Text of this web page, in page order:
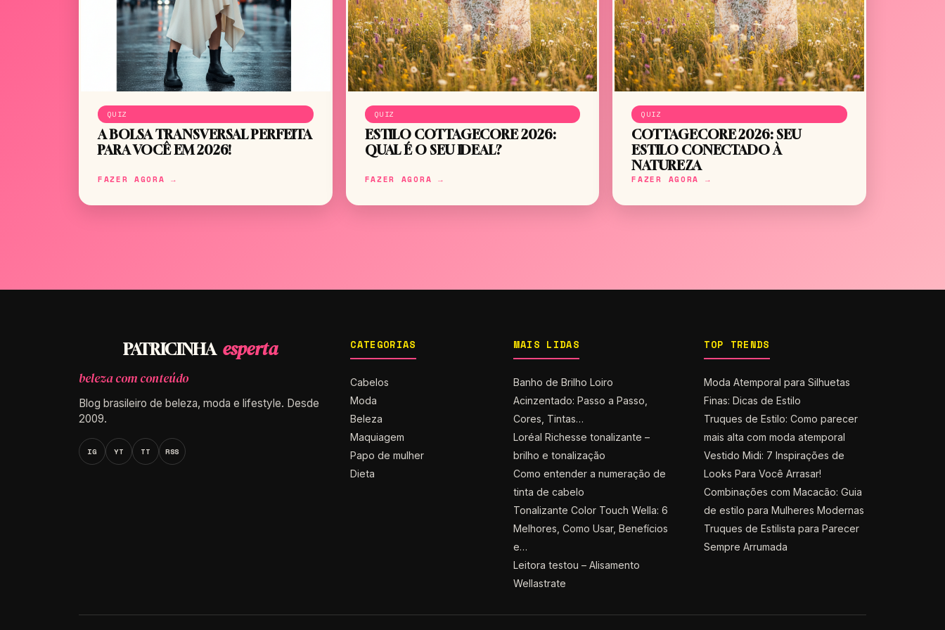
QUIZ
A BOLSA TRANSVERSAL PERFEITA
PARA VOCÊ EM 2026!
FAZER AGORA →
QUIZ
ESTILO COTTAGECORE 2026:
QUAL É O SEU IDEAL?
FAZER AGORA →
QUIZ
COTTAGECORE 2026: SEU
ESTILO CONECTADO À
NATUREZA
FAZER AGORA →
PATRICINHA esperta
beleza com conteúdo
Blog brasileiro de beleza, moda e lifestyle. Desde
2009.
IG YT TT RSS
CATEGORIAS
Cabelos
Moda
Beleza
Maquiagem
Papo de mulher
Dieta
MAIS LIDAS
Banho de Brilho Loiro
Acinzentado: Passo a Passo,
Cores, Tintas…
Loréal Richesse tonalizante –
brilho e tonalização
Como entender a numeração de
tinta de cabelo
Tonalizante Color Touch Wella: 6
Melhores, Como Usar, Benefícios
e…
Leitora testou – Alisamento
Wellastrate
TOP TRENDS
Moda Atemporal para Silhuetas
Finas: Dicas de Estilo
Truques de Estilo: Como parecer
mais alta com moda atemporal
Vestido Midi: 7 Inspirações de
Looks Para Você Arrasar!
Combinações com Macacão: Guia
de estilo para Mulheres Modernas
Truques de Estilista para Parecer
Sempre Arrumada